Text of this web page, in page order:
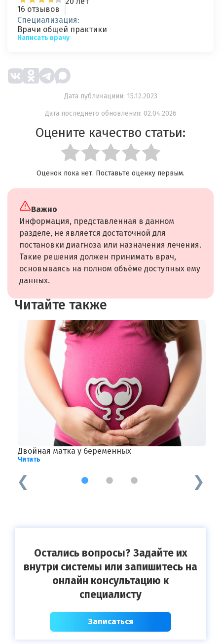
16 отзывов
Специализация:
Врачи общей практики
Написать врачу
Дата публикациии: 15.12.2023
Дата последнего обновления: 02.04.2026
Оцените качество статьи:
Оценок пока нет. Поставьте оценку первым.
Важно
Информация, представленная в данном
разделе, не является достаточной для
постановки диагноза или назначения лечения.
Такие решения должен принимать врач,
основываясь на полном объёме доступных ему
данных.
Читайте также
Двойная матка у беременных
Читать
1 2 3
Остались вопросы? Задайте их
внутри системы или запишитесь на
онлайн консультацию к
специалисту
Записаться